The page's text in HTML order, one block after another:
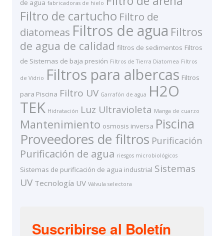
de agua fabricadoras de hielo
Filtro de cartucho Filtro de
diatomeas Filtros de agua Filtros
de agua de calidad filtros de sedimentos Filtros
de Sistemas de baja presión Filtros de Tierra Diatomea Filtros
de Vidrio Filtros para albercas Filtros
para Piscina Filtro UV Garrafón de agua H2O
TEK Hidratación Luz Ultravioleta Manga de cuarzo
Mantenimiento osmosis inversa Piscina
Proveedores de filtros Purificación
Purificación de agua riesgos microbiológicos
Sistemas de purificación de agua industrial Sistemas
UV Tecnología UV Válvula selectora
Suscribirse al Boletín